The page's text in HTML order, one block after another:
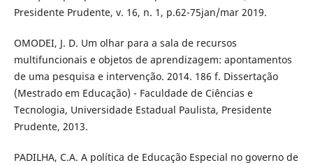
Presidente Prudente, v. 16, n. 1, p.62-75jan/mar 2019.
OMODEI, J. D. Um olhar para a sala de recursos
multifuncionais e objetos de aprendizagem: apontamentos
de uma pesquisa e intervenção. 2014. 186 f. Dissertação
(Mestrado em Educação) - Faculdade de Ciências e
Tecnologia, Universidade Estadual Paulista, Presidente
Prudente, 2013.
PADILHA, C.A. A política de Educação Especial no governo de